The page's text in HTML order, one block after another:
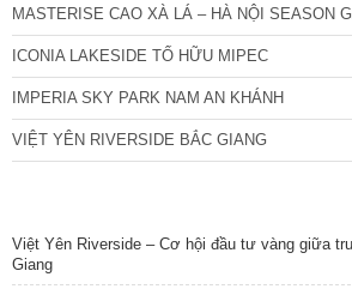
MASTERISE CAO XÀ LÁ – HÀ NỘI SEASON
ICONIA LAKESIDE TỐ HỮU MIPEC
IMPERIA SKY PARK NAM AN KHÁNH
VIỆT YÊN RIVERSIDE BẮC GIANG
Việt Yên Riverside – Cơ hội đầu tư vàng giữa
Giang